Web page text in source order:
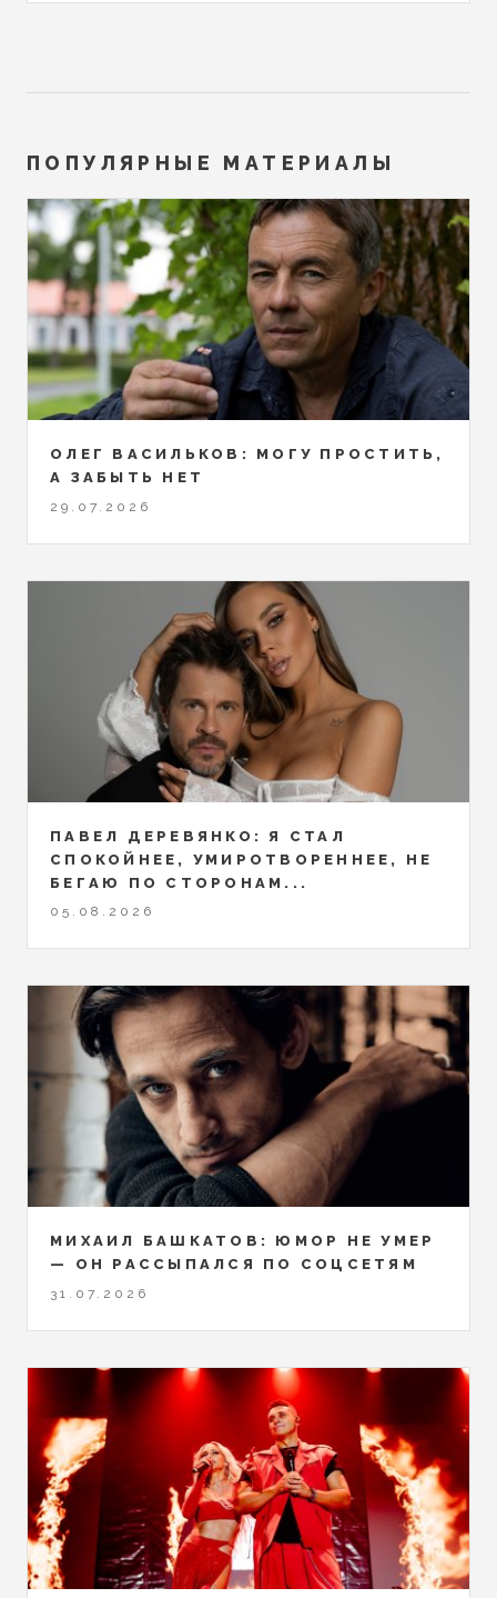
ПОПУЛЯРНЫЕ МАТЕРИАЛЫ
ОЛЕГ ВАСИЛЬКОВ: МОГУ ПРОСТИТЬ,
А ЗАБЫТЬ НЕТ
29.07.2026
ПАВЕЛ ДЕРЕВЯНКО: Я СТАЛ
СПОКОЙНЕЕ, УМИРОТВОРЕННЕЕ, НЕ
БЕГАЮ ПО СТОРОНАМ...
05.08.2026
МИХАИЛ БАШКАТОВ: ЮМОР НЕ УМЕР
— ОН РАССЫПАЛСЯ ПО СОЦСЕТЯМ
31.07.2026